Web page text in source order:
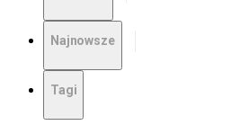
Najnowsze
Tagi